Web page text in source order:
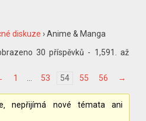
diskuze ›Anime & Manga
30 příspěvků - 1,591. až
1 53 54 55 56 →
nepřijímá nové témata ani